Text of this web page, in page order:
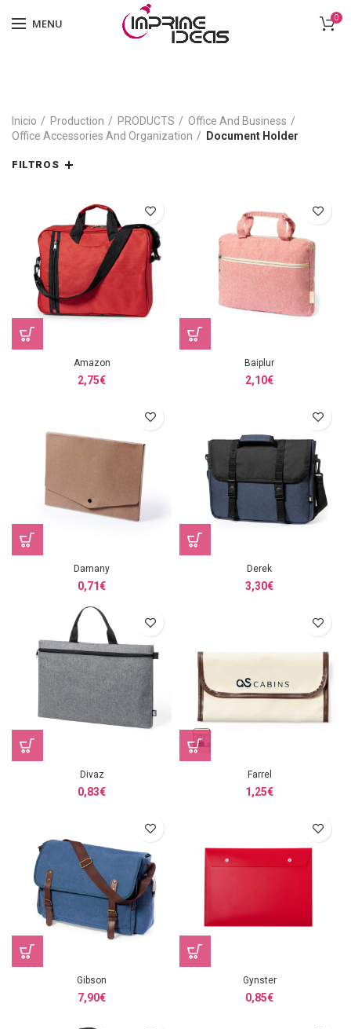
MENU 0
Inicio Production PRODUCTS
Office And Business
Office Accessories And Organization
Document Holder
FILTROS
Amazon
2,75€
Baiplur
2,10€
Damany
0,71€
Derek
3,30€
Divaz
0,83€
Farrel
1,25€
Gibson
7,90€
Gynster
0,85€